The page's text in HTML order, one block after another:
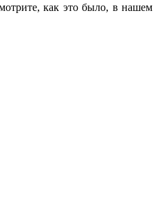
как это было, в нашем